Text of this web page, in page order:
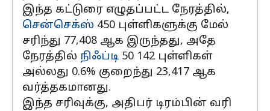
இந்த கட்டுரை எழுதப்பட்ட நேரத்தில்,
சென்செக்ஸ் 450 புள்ளிகளுக்கு மேல்
சரிந்து 77,408 ஆக இருந்தது, அதே
நேரத்தில் நிஃப்டி 50 142 புள்ளிகள்
அல்லது 0.6% குறைந்து 23,417 ஆக
வர்த்தகமானது.
இந்த சரிவுக்கு, அதிபர் டிரம்பின் வரி